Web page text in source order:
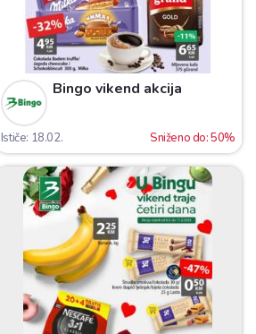
Bingo vikend akcija
Ističe: 18.02. Sniženo do: 50%